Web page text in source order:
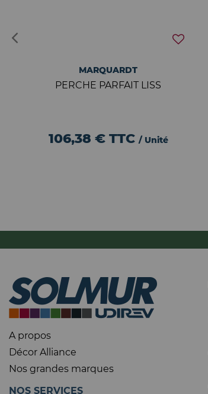
MARQUARDT
PERCHE PARFAIT LISS
106,38 € TTC / Unité
A propos
Décor Alliance
Nos grandes marques
NOS SERVICES